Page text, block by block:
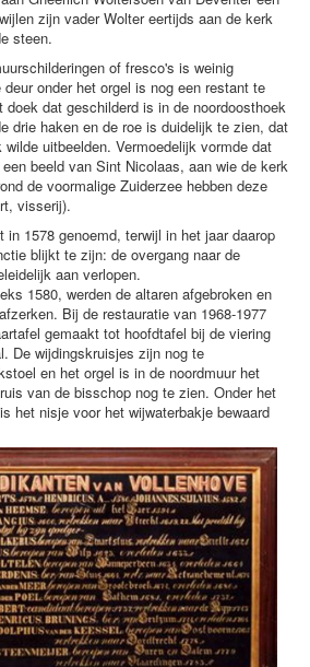
zijn vader Wolter eertijds aan de kerk
steen.
of fresco's is weinig
onder het orgel is nog een restant te
dat geschilderd is in de noordoosthoek
drie haken en de roe is duidelijk te zien, dat
wilde uitbeelden. Vermoedelijk vormde dat
beeld van Sint Nicolaas, aan wie de kerk
de voormalige Zuiderzee hebben deze
visserij).
in 1578 genoemd, terwijl in het jaar daarop
blijkt te zijn: de overgang naar de
aan verlopen.
1580, werden de altaren afgebroken en
Bij de restauratie van 1968-1977
gemaakt tot hoofdtafel bij de viering
De wijdingskruisjes zijn nog te
en het orgel is in de noordmuur het
van de bisschop nog te zien. Onder het
het nisje voor het wijwaterbakje bewaard